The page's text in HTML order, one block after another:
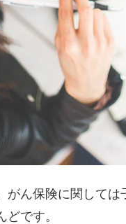
がん保険に関して
です。